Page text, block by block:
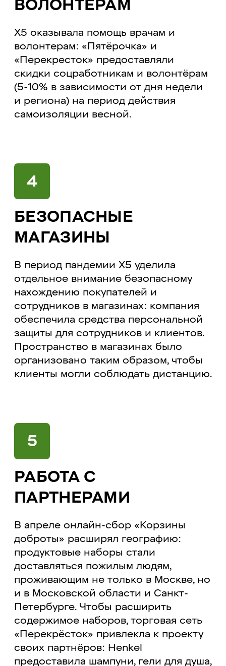
ВОЛОНТЁРАМ
X5 оказывала помощь врачам и
волонтерам: «Пятёрочка» и
«Перекресток» предоставляли
скидки соцработникам и волонтёрам
(5-10% в зависимости от дня недели
и региона) на период действия
самоизоляции весной.
4
БЕЗОПАСНЫЕ
МАГАЗИНЫ
В период пандемии X5 уделила
отдельное внимание безопасному
нахождению покупателей и
сотрудников в магазинах: компания
обеспечила средства персональной
защиты для сотрудников и клиентов.
Пространство в магазинах было
организовано таким образом, чтобы
клиенты могли соблюдать дистанцию.
5
РАБОТА С
ПАРТНЕРАМИ
В апреле онлайн-сбор «Корзины
доброты» расширял географию:
продуктовые наборы стали
доставляться пожилым людям,
проживающим не только в Москве, но
и в Московской области и Санкт-
Петербурге. Чтобы расширить
содержимое наборов, торговая сеть
«Перекрёсток» привлекла к проекту
своих партнёров: Henkel
предоставила шампуни, гели для душа,